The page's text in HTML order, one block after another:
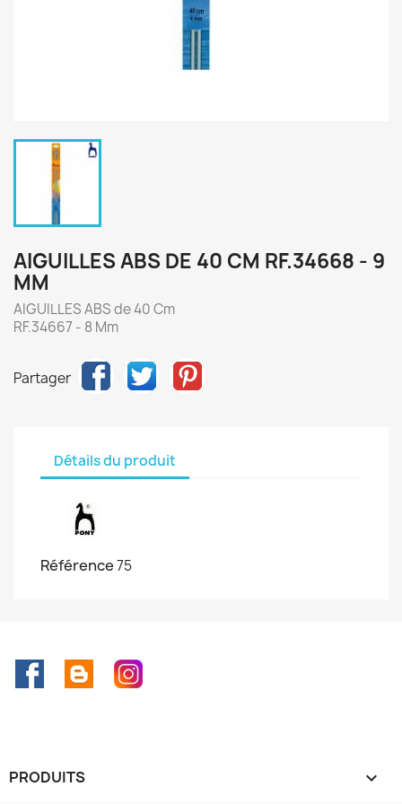
AIGUILLES ABS DE 40 CM RF.34668 - 9
MM
AIGUILLES ABS de 40 Cm
RF.34667 - 8 Mm
Partager
Détails du produit
Référence75
FacebookRss Instagram
PRODUITS 